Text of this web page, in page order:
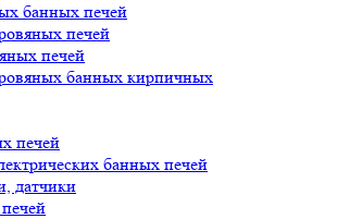
банных печей
печей
печей
банных кирпичных
печей
банных печей
датчики